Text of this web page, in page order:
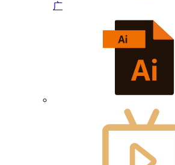
广